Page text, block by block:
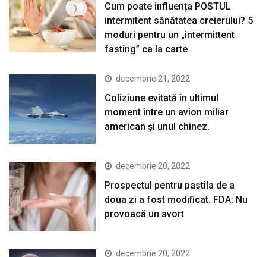
Cum poate influența POSTUL
intermitent sănătatea creierului? 5
moduri pentru un „intermittent
fasting” ca la carte
decembrie 21, 2022
Coliziune evitată în ultimul
moment între un avion miliar
american şi unul chinez.
decembrie 20, 2022
Prospectul pentru pastila de a
doua zi a fost modificat. FDA: Nu
provoacă un avort
decembrie 20, 2022